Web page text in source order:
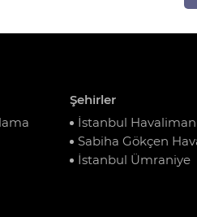
Şehirler
İstanbul
Sabiha Gökçen
İstanbul Ümraniye